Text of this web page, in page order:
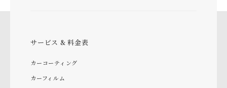
サービス & 料金表
カーコーティング
カーフィルム